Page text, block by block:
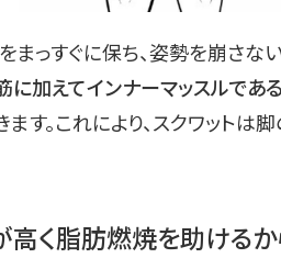
まっすぐに保ち、姿勢を崩さな
に加えてインナーマッスルであ
す。これにより、スクワット
高く脂肪燃焼を助けるか